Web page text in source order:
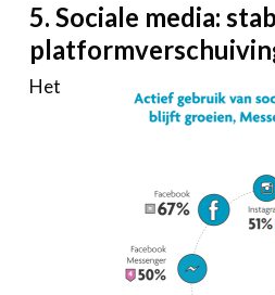
5. Sociale media:
Het